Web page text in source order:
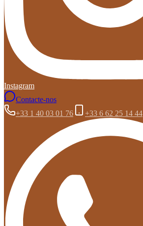
Instagram
Contacte-nos
+33 1 40 03 01 76
+33 6 62 25 14 44